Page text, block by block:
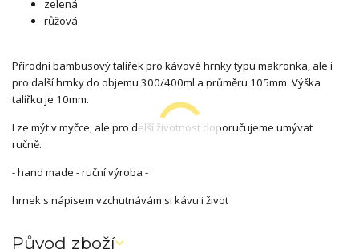
zelená
růžová
Přírodní bambusový talířek pro kávové hrnky typu makronka, ale i
pro další hrnky do objemu 300/400ml a průměru 105mm. Výška
talířku je 10mm.
Lze mýt v myčce, ale pro delší životnost doporučujeme umývat
ručně.
- hand made - ruční výroba -
hrnek s nápisem vzchutnávám si kávu i život
Původ zboží